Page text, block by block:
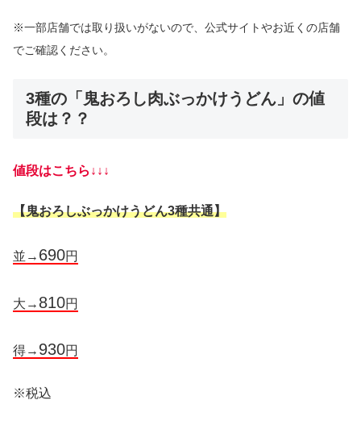
※一部店舗では取り扱いがないので、公式サイトやお近くの店舗
でご確認ください。
3種の「鬼おろし肉ぶっかけうどん」の値
段は？？
値段はこちら↓↓↓
【鬼おろしぶっかけうどん3種共通】
並→ 690円
大→ 810円
得→ 930円
※税込